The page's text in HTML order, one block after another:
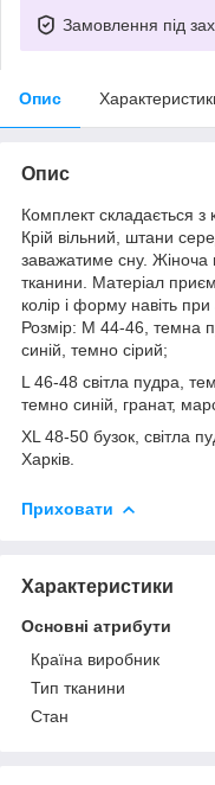
Замовлення під
Опис
Опис
Комплект складається з
Крій вільний, штани
заважатиме сну. Жіноча
тканини. Матеріал
колір і форму навіть при
Розмір: М 44-46, темна
синій, темно сірий;
L 46-48 світла пудра,
темно синій, гранат,
XL 48-50 бузок, світла
Харків.
Приховати
Характеристики
Основні атрибути
Країна виробник
Тип тканини
Стан